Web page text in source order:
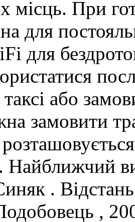
місць. При
для
для
або
замовити
Найближчий
.
,